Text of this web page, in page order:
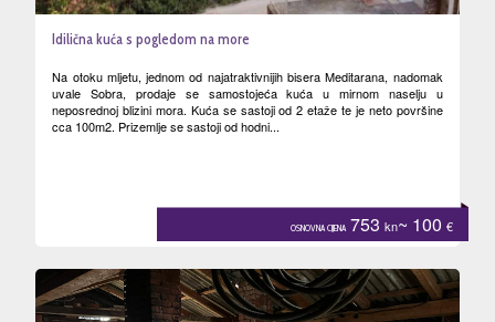
Idilična kuća s pogledom na more
Na otoku mljetu, jednom od najatraktivnijih bisera Meditarana, nadomak
uvale Sobra, prodaje se samostojeća kuća u mirnom naselju u
neposrednoj blizini mora. Kuća se sastoji od 2 etaže te je neto površine
cca 100m2. Prizemlje se sastoji od hodni...
OSNOVNA CIJENA 753 kn~ 100 €